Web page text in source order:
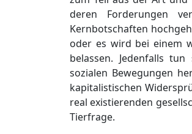
deren Forderungen
Kernbotschaften
oder es wird bei einem
belassen. Jedenfalls
sozialen Bewegungen
kapitalistischen
real existierenden
Tierfrage.